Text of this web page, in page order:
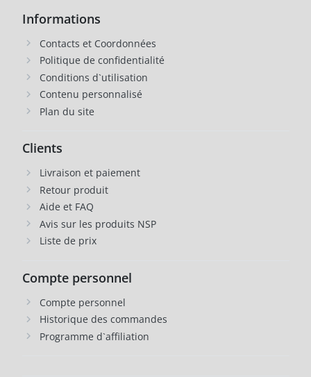
Informations
Contacts et Coordonnées
Politique de confidentialité
Conditions d`utilisation
Contenu personnalisé
Plan du site
Clients
Livraison et paiement
Retour produit
Aide et FAQ
Avis sur les produits NSP
Liste de prix
Compte personnel
Compte personnel
Historique des commandes
Programme d`affiliation